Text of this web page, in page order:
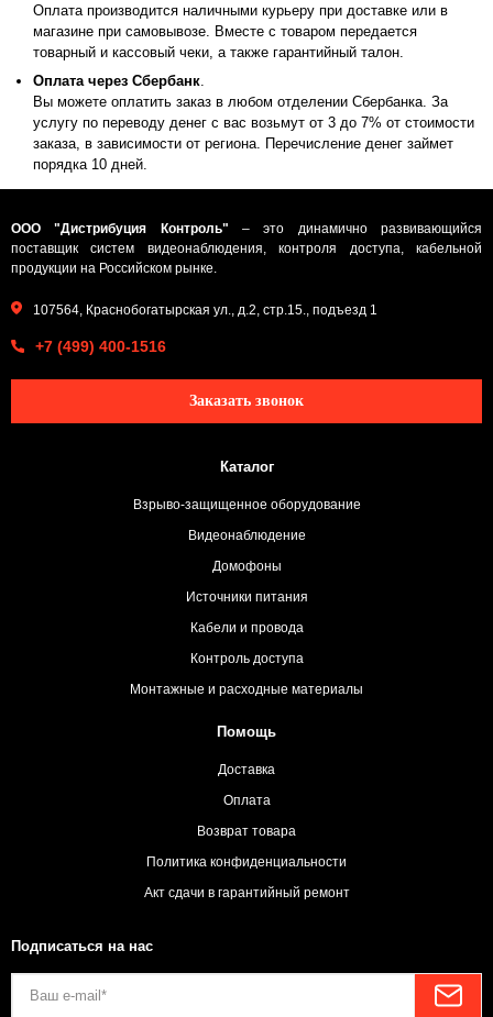
Оплата производится наличными курьеру при доставке или в
магазине при самовывозе. Вместе с товаром передается
товарный и кассовый чеки, а также гарантийный талон.
Оплата через Сбербанк
Вы можете оплатить заказ в любом отделении Сбербанка. За
услугу по переводу денег с вас возьмут от 3 до 7% от стоимости
заказа, в зависимости от региона. Перечисление денег займет
порядка 10 дней.
ООО "Дистрибуция Контроль" – это динамично развивающийся
поставщик систем видеонаблюдения, контроля доступа, кабельной
продукции на Российском рынке.
107564, Краснобогатырская ул., д.2, стр.15., подъезд 1
+7 (499) 400-1516
Заказать звонок
Каталог
Взрыво-защищенное оборудование
Видеонаблюдение
Домофоны
Источники питания
Кабели и провода
Контроль доступа
Монтажные и расходные материалы
Помощь
Доставка
Оплата
Возврат товара
Политика конфиденциальности
Акт сдачи в гарантийный ремонт
Подписаться на нас